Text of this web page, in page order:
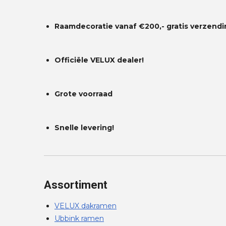
Raamdecoratie vanaf €200,- gratis
Officiële VELUX dealer!
Grote voorraad
Snelle levering!
Assortiment
VELUX dakramen
Ubbink ramen